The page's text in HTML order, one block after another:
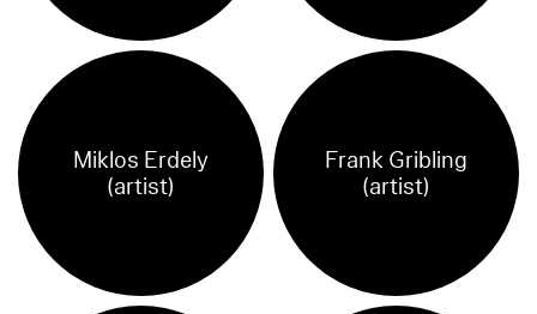
Miklos Erdely
(artist)
Frank Gribling
(artist)